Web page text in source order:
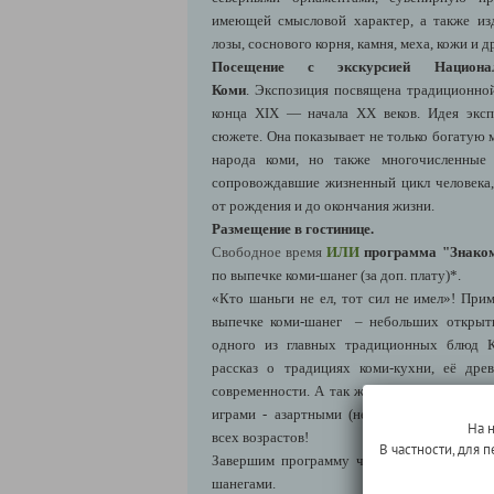
имеющей смысловой характер, а также
лозы, соснового корня, камня, меха, кожи и
Посещение с экскурсией
Коми . Экспозиция посвящена
конца XIX — начала XX веков. Идея
сюжете. Она показывает не только богатую
народа коми, но также
сопровождавшие жизненный цикл
от рождения и до окончания жизни.
Размещение в гостинице.
Свободное времяИЛИ программа
по выпечке коми-шанег (за доп. плату)*.
«Кто шаньги не ел, тот сил не имел»!
выпечке коми-шанег – небольших
одного из главных традиционных блюд
рассказ о традициях коми-кухни, её
современности. А так же интерактивное
играми - азартными (неожиданно,
всех возрастов!
Завершим программу чаепитием с
шанегами.
На
В частности, для